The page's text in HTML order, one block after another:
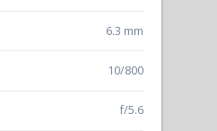
6.3 mm
10/800
f/5.6